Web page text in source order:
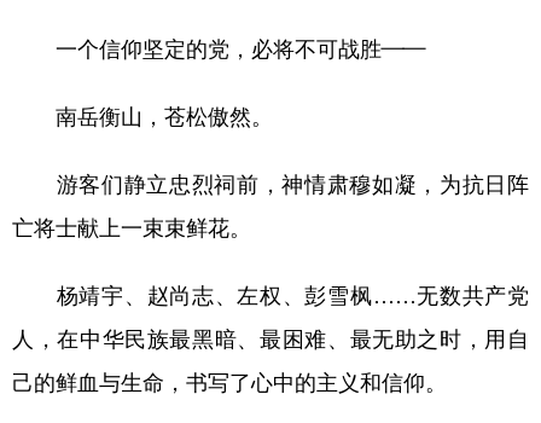
一个信仰坚定的党，必将不可战胜——
南岳衡山，苍松傲然。
游客们静立忠烈祠前，神情肃穆如凝，为抗日阵
亡将士献上一束束鲜花。
杨靖宇、赵尚志、左权、彭雪枫……无数共产党
人，在中华民族最黑暗、最困难、最无助之时，用自
己的鲜血与生命，书写了心中的主义和信仰。